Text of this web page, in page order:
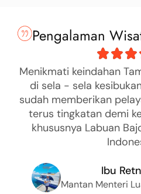
Pengalaman
Menikmati keindahan
di sela - sela
sudah memberikan
terus tingkatan demi
khususnya Labuan
Ibu
Mantan Menteri